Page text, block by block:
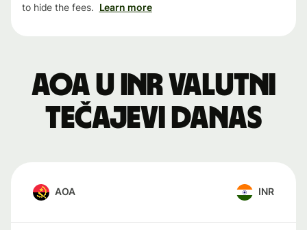
to hide the fees. Learn more
AOA u INR valutni
tečajevi danas
AOA INR